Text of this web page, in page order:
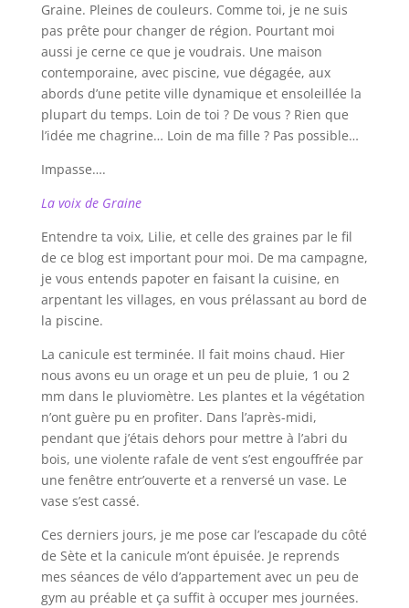
Graine. Pleines de couleurs. Comme toi, je ne suis
pas prête pour changer de région. Pourtant moi
aussi je cerne ce que je voudrais. Une maison
contemporaine, avec piscine, vue dégagée, aux
abords d’une petite ville dynamique et ensoleillée la
plupart du temps. Loin de toi ? De vous ? Rien que
l’idée me chagrine… Loin de ma fille ? Pas possible…
Impasse….
La voix de Graine
Entendre ta voix, Lilie, et celle des graines par le fil
de ce blog est important pour moi. De ma campagne,
je vous entends papoter en faisant la cuisine, en
arpentant les villages, en vous prélassant au bord de
la piscine.
La canicule est terminée. Il fait moins chaud. Hier
nous avons eu un orage et un peu de pluie, 1 ou 2
mm dans le pluviomètre. Les plantes et la végétation
n’ont guère pu en profiter. Dans l’après-midi,
pendant que j’étais dehors pour mettre à l’abri du
bois, une violente rafale de vent s’est engouffrée par
une fenêtre entr’ouverte et a renversé un vase. Le
vase s’est cassé.
Ces derniers jours, je me pose car l’escapade du côté
de Sète et la canicule m’ont épuisée. Je reprends
mes séances de vélo d’appartement avec un peu de
gym au préable et ça suffit à occuper mes journées.